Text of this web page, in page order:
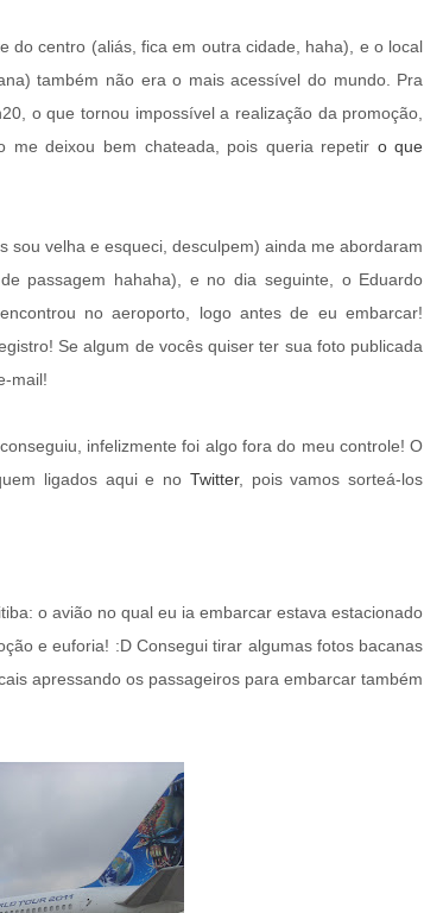
do centro (aliás, fica em outra cidade, haha), e o local
também não era o mais acessível do mundo. Pra
o que tornou impossível a realização da promoção,
me deixou bem chateada, pois queria repetir o que
sou velha e esqueci, desculpem) ainda me abordaram
passagem hahaha), e no dia seguinte, o Eduardo
no aeroporto, logo antes de eu embarcar!
Se algum de vocês quiser ter sua foto publicada
mail!
infelizmente foi algo fora do meu controle! O
ligados aqui e no Twitter, pois vamos sorteá-los
o avião no qual eu ia embarcar estava estacionado
e euforia! :D Consegui tirar algumas fotos bacanas
apressando os passageiros para embarcar também